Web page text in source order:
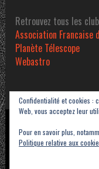
Retrouvez tous les
Association Francaise
Planète Télescope
Webastro
Copyright © 2023-2026
Confidentialité et cookies :
Web, vous acceptez leur
Pour en savoir plus,
Politique relative aux